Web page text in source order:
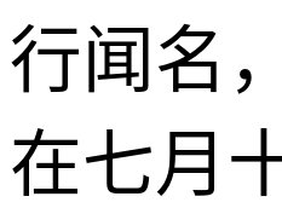
行闻名
在七月